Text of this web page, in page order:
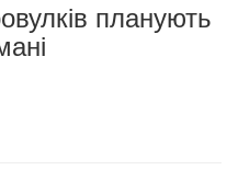
планують